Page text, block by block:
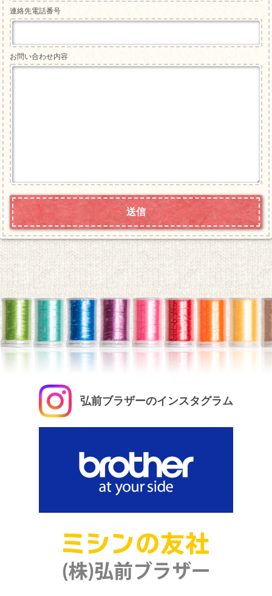
連絡先電話番号
お問い合わせ内容
弘前ブラザーのインスタグラム